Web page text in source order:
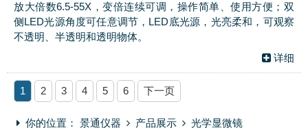
放大倍数6.5-55X，变倍连续可调，操作简单、使用方便；双
侧LED光源角度可任意调节，LED底光源，光亮柔和，可观察
不透明、半透明和透明物体。
详细
1 2 3 4 5 6 下一页
你的位置： 景通仪器 产品展示 光学显微镜